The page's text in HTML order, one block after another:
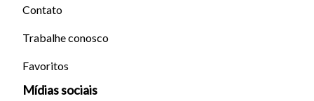
Contato
Trabalhe conosco
Favoritos
Mídias sociais